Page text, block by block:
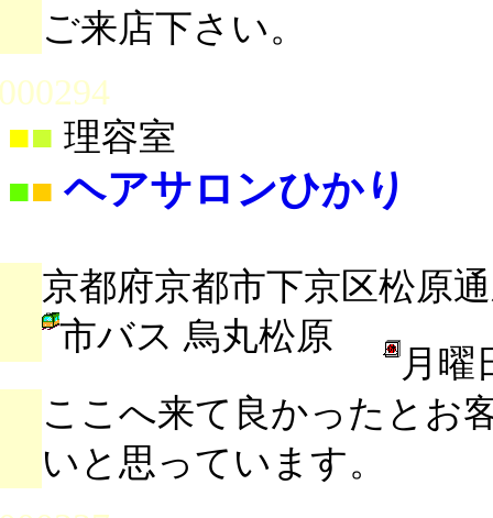
ご来店下さい。
■ 理容室
■■ ヘアサロンひかり
京都府京都市下京区松原
市バス 烏丸松原
月曜
ここへ来て良かったとお
いと思っています。